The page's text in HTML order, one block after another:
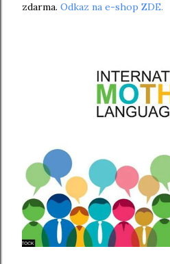
zdarma. Odkaz na e-shop ZDE.